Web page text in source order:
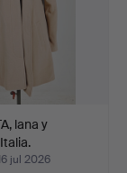
lana y
jul 2026